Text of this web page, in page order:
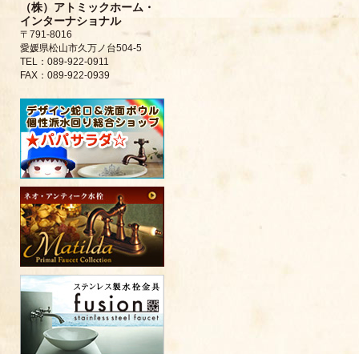
（株）アトミックホーム・
インターナショナル
〒791-8016
愛媛県松山市久万ノ台504-5
TEL：089-922-0911
FAX：089-922-0939